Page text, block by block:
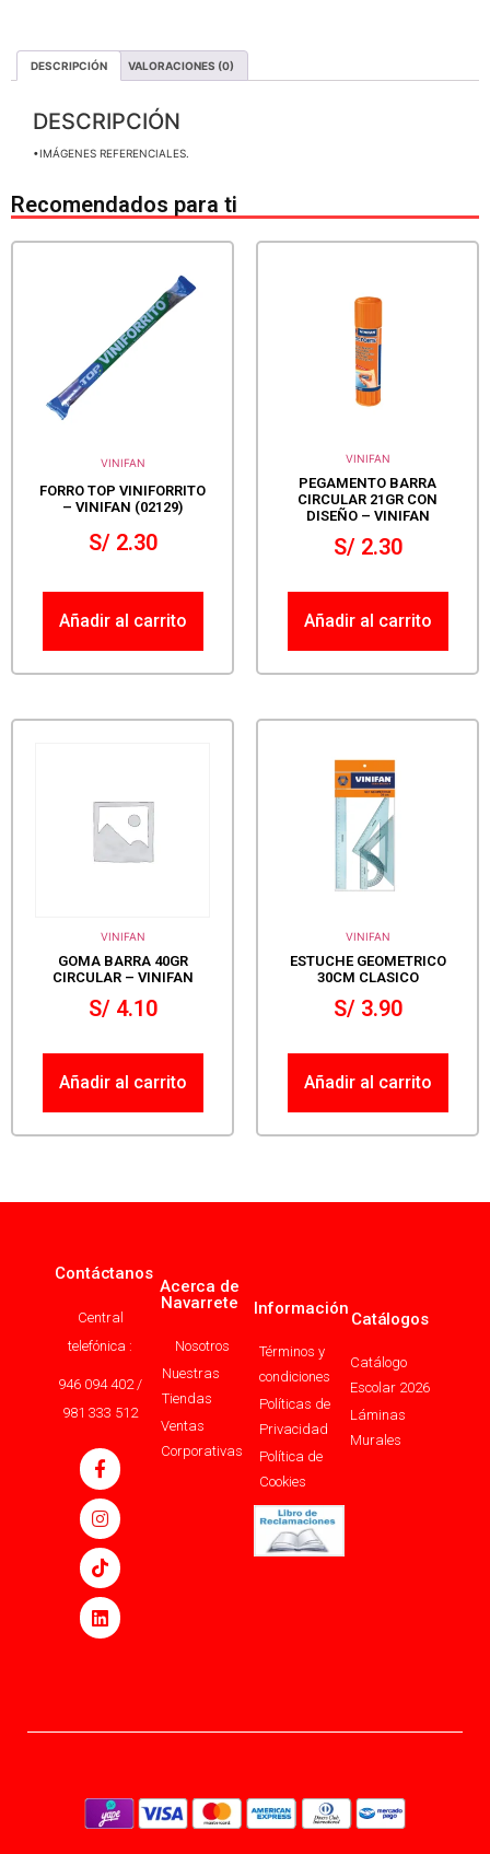
DESCRIPCIÓN VALORACIONES (0)
DESCRIPCIÓN
•IMÁGENES REFERENCIALES.
Recomendados para ti
VINIFAN
FORRO TOP VINIFORRITO
– VINIFAN (02129)
S/2.30
Añadir al carrito
VINIFAN
PEGAMENTO BARRA
CIRCULAR 21GR CON
DISEÑO – VINIFAN
S/2.30
Añadir al carrito
VINIFAN
GOMA BARRA 40GR
CIRCULAR – VINIFAN
S/4.10
Añadir al carrito
VINIFAN
ESTUCHE GEOMETRICO
30CM CLASICO
S/3.90
Añadir al carrito
Contáctanos
Central
telefónica :
946 094 402 /
981 333 512
Acerca de
Navarrete
Nosotros
Nuestras
Tiendas
Ventas
Corporativas
Información
Términos y
condiciones
Políticas de
Privacidad
Política de
Cookies
Catálogos
Catálogo
Escolar 2026
Láminas
Murales